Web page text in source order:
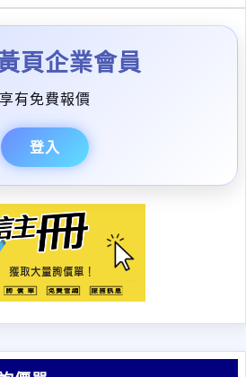
頁企業會員
享有免費報價
登入